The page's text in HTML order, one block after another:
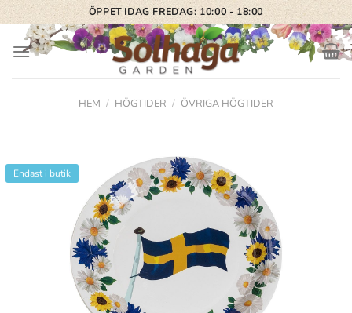
Skip
to
content
ÖPPET IDAG FREDAG: 10:00 - 18:00
HEM / HÖGTIDER / ÖVRIGA HÖGTIDER
Endast i butik